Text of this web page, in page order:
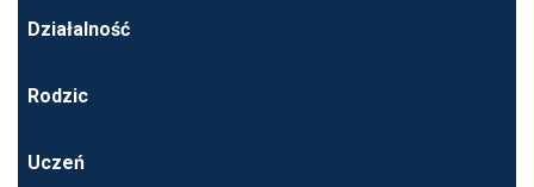
Działalność
Rodzic
Uczeń